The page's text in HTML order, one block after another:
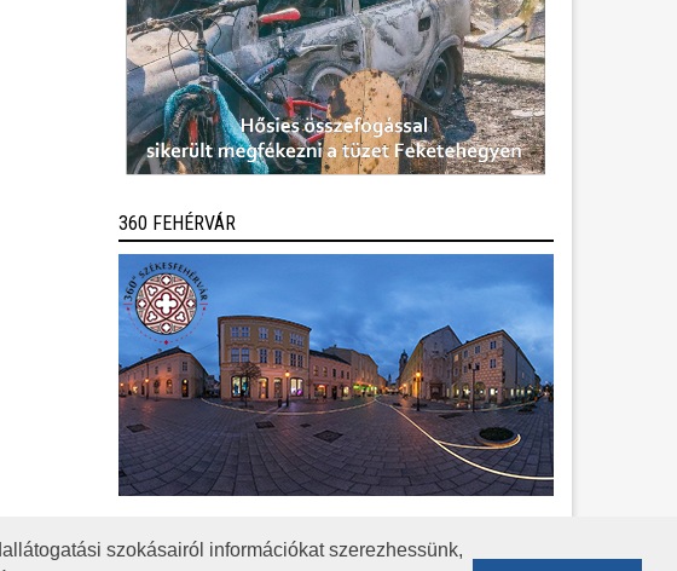
szokásairól információkat szerezhessünk,
360 FEHÉRVÁR
KÖZÉRDEKŰ ADATOK ADATVÉDELEM